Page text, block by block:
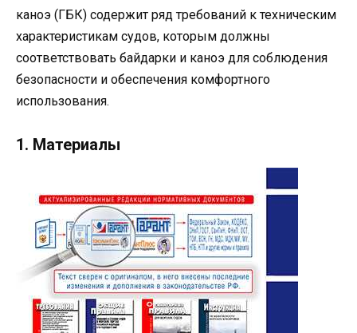
каноэ (ГБК) содержит ряд требований к техническим
характеристикам судов, которым должны
соответствовать байдарки и каноэ для соблюдения
безопасности и обеспечения комфортного
использования.
1. Материалы